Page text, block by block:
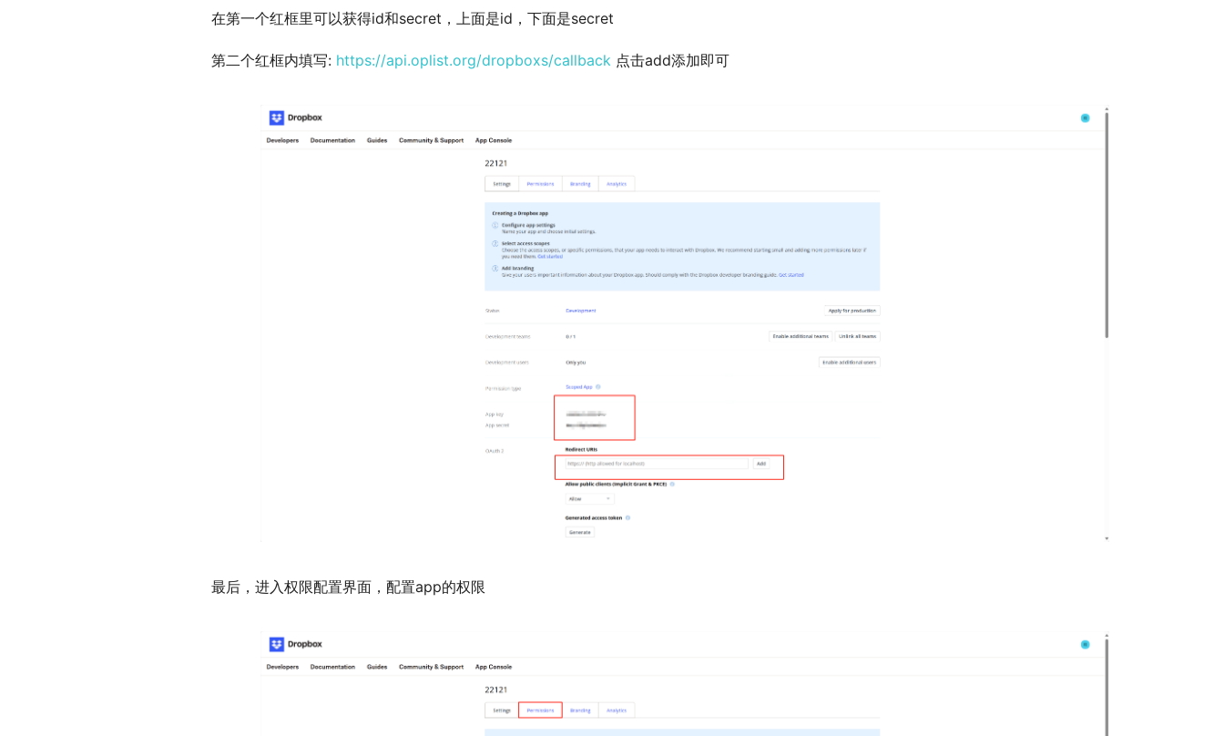
在第一个红框里可以获得id和secret，上面是id，下面是secret
第二个红框内填写: https://api.oplist.org/dropboxs/callback 点击add添加即可
最后，进入权限配置界面，配置app的权限